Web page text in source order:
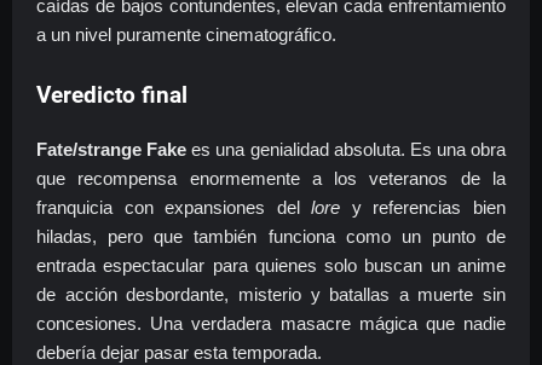
caídas de bajos contundentes, elevan cada enfrentamiento
a un nivel puramente cinematográfico.
Veredicto final
Fate/strange Fake es una genialidad absoluta. Es una obra
que recompensa enormemente a los veteranos de la
franquicia con expansiones dellore y referencias bien
hiladas, pero que también funciona como un punto de
entrada espectacular para quienes solo buscan un anime
de acción desbordante, misterio y batallas a muerte sin
concesiones. Una verdadera masacre mágica que nadie
debería dejar pasar esta temporada.